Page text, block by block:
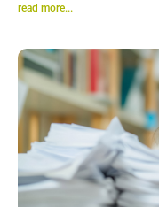
read more...